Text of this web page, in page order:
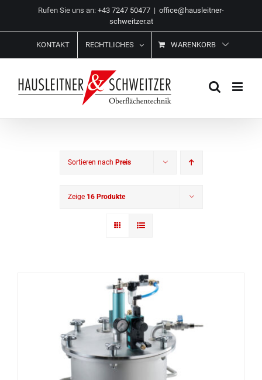
springen
Rufen Sie uns an: +43 7247 50477 | office@hausleitner-
schweitzer.at
KONTAKT RECHTLICHES WARENKORB
Sortieren nach Preis
Zeige 16 Produkte